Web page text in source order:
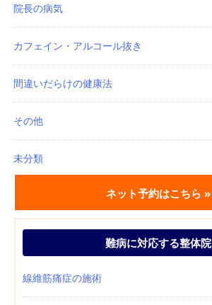
院長の病気
カフェイン・アルコール抜き
間違いだらけの健康法
その他
未分類
ネット予約はこちら »
難病に対応する整体院
線維筋痛症の施術